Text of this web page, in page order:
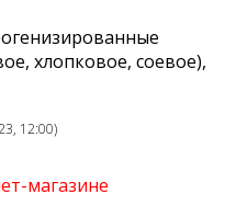
хлопковое, соевое),
12:00)
магазине